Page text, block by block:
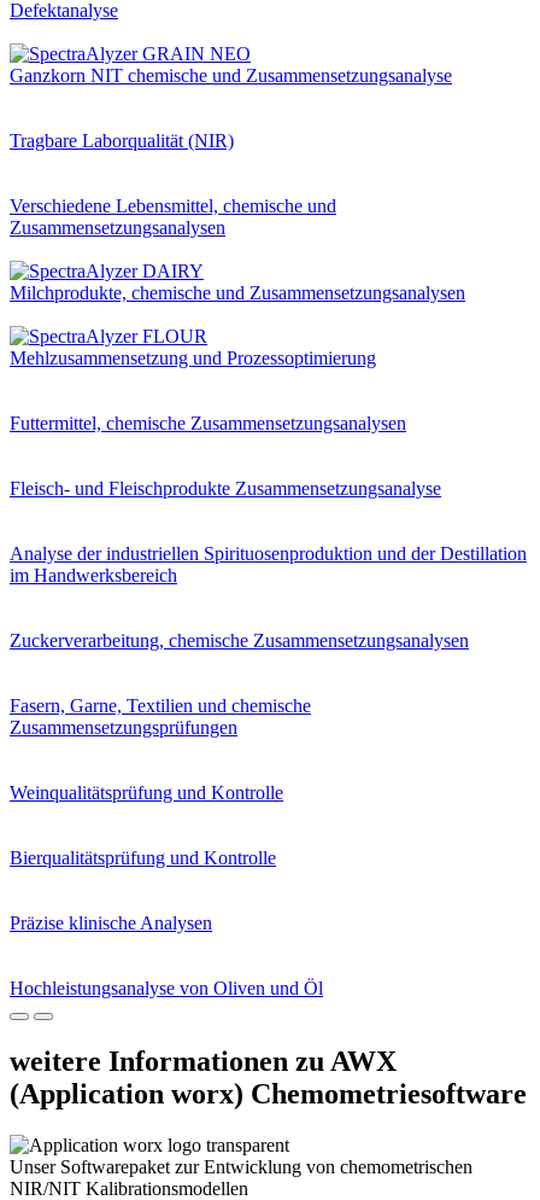
Defektanalyse
Ganzkorn NIT chemische und Zusammensetzungsanalyse
Tragbare Laborqualität (NIR)
Verschiedene Lebensmittel, chemische und
Zusammensetzungsanalysen
Milchprodukte, chemische und Zusammensetzungsanalysen
Mehlzusammensetzung und Prozessoptimierung
Futtermittel, chemische Zusammensetzungsanalysen
Fleisch- und Fleischprodukte Zusammensetzungsanalyse
Analyse der industriellen Spirituosenproduktion und der Destillation
im Handwerksbereich
Zuckerverarbeitung, chemische Zusammensetzungsanalysen
Fasern, Garne, Textilien und chemische
Zusammensetzungsprüfungen
Weinqualitätsprüfung und Kontrolle
Bierqualitätsprüfung und Kontrolle
Präzise klinische Analysen
Hochleistungsanalyse von Oliven und Öl
weitere Informationen zu AWX
(Application worx) Chemometriesoftware
Unser Softwarepaket zur Entwicklung von chemometrischen
NIR/NIT Kalibrationsmodellen